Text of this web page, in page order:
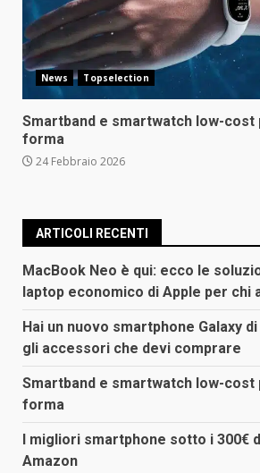
News Topselection
Smartband e smartwatch low-
forma
24 Febbraio 2026
ARTICOLI RECENTI
MacBook Neo è qui: ecco le
laptop economico di Apple per chi
Hai un nuovo smartphone Galaxy
gli accessori che devi comprare
Smartband e smartwatch low-
forma
I migliori smartphone sotto i 300€
Amazon